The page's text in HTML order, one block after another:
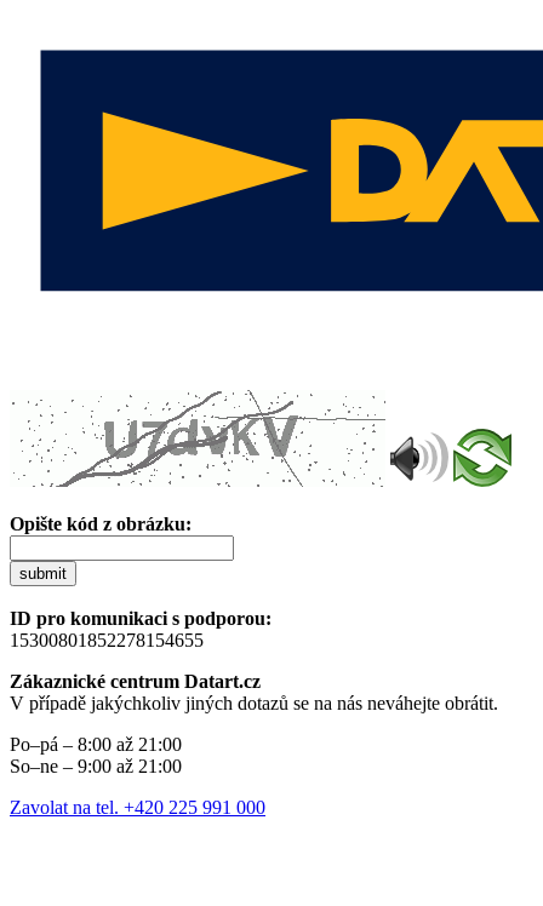
Opište kód z obrázku:
submit
ID pro komunikaci s podporou:
15300801852278154655
Zákaznické centrum Datart.cz
V případě jakýchkoliv jiných dotazů se na nás neváhejte obrátit.
Po–pá – 8:00 až 21:00
So–ne – 9:00 až 21:00
Zavolat na tel. +420 225 991 000